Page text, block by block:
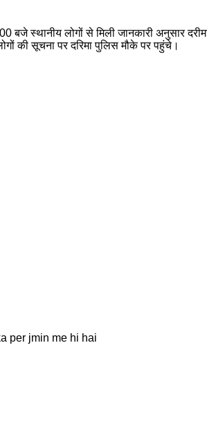
स्थानीय लोगों से मिली जानकारी अनुसार
की सूचना पर दरिमा पुलिस मौके पर पहुंचे।
per jmin me hi hai